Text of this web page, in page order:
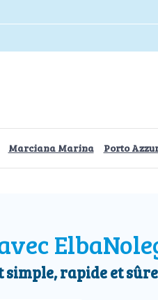
Marciana Marina Porto
rapide et